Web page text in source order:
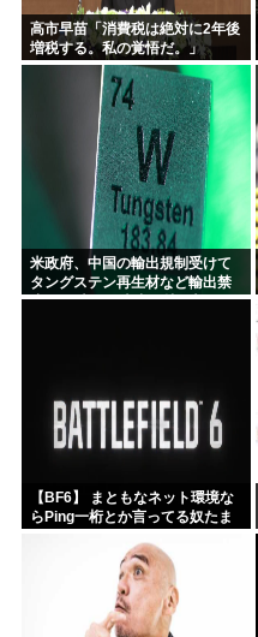
高市早苗「消費税は絶対に2年後
増税する。私の覚悟だ。」
米政府、中国の輸出規制受けて
タングステン再生材など輸出禁
止へ 日本さん米中に挟み撃ちさ
【BF6】 まともなネット環境な
らPing一桁とか言ってる奴たま